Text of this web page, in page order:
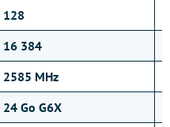
128
16 384
2585 MHz
24 Go G6X